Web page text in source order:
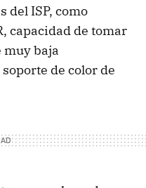
del ISP, como
capacidad de tomar
muy baja
de color de